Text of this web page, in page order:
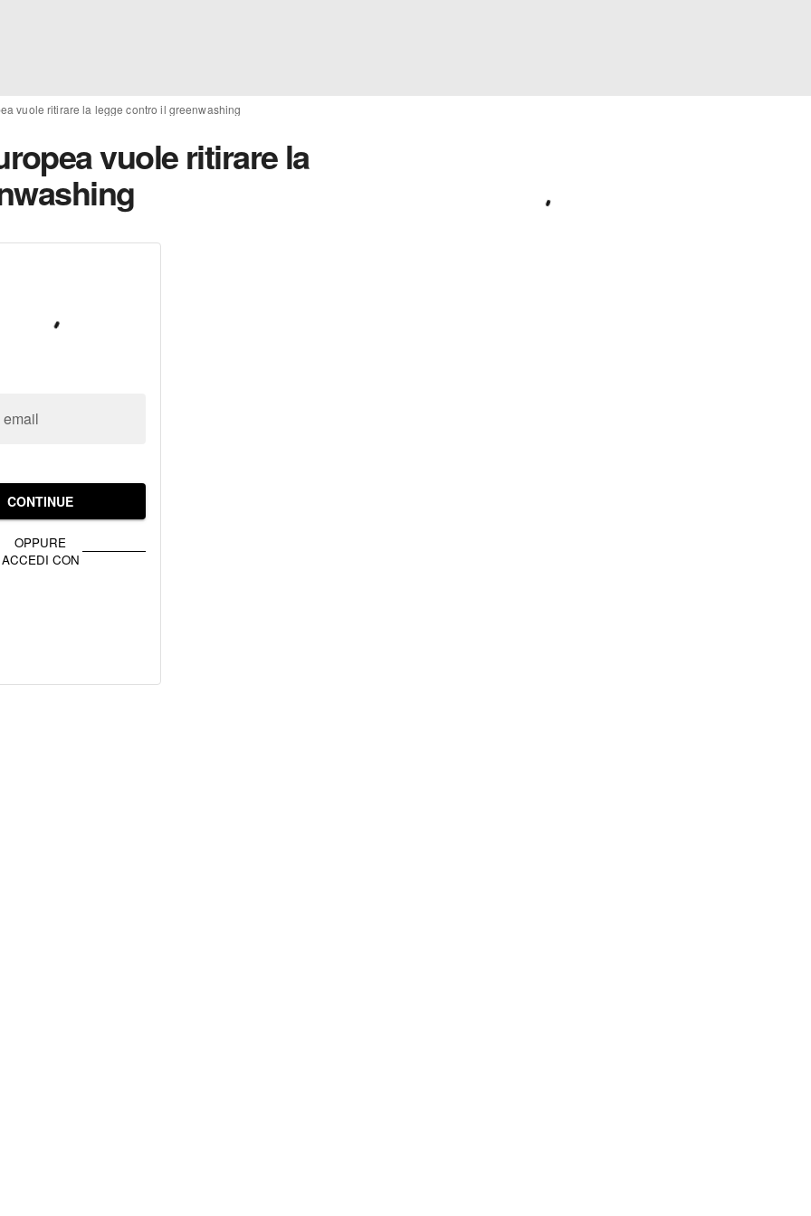
vuole ritirare la legge contro il greenwashing
vuole ritirare la
CONTINUE
OPPURE
ACCEDI CON